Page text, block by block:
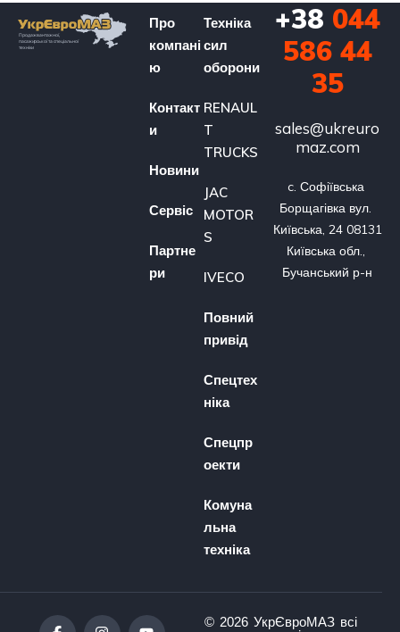
Про
компані
ю
Контакт
и
Новини
Сервіс
Партне
ри
Техніка
сил
оборони
RENAUL
T
TRUCKS
JAC
MOTOR
S
IVECO
Повний
привід
Спецтех
ніка
Спецпр
оекти
Комуна
льна
техніка
+38 044
586 44
35
sales@ukreuro
maz.com
c. Софіївська
Борщагівка вул.
Київська, 24 08131
Київська обл.,
Бучанський р-н
© 2026 УкрЄвроМАЗ всі